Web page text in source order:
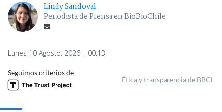
Lindy Sandoval
Periodista de Prensa en BioBioChile
Lunes 10 Agosto, 2026 | 00:13
Seguimos criterios de
Ética y transparencia de BBCL